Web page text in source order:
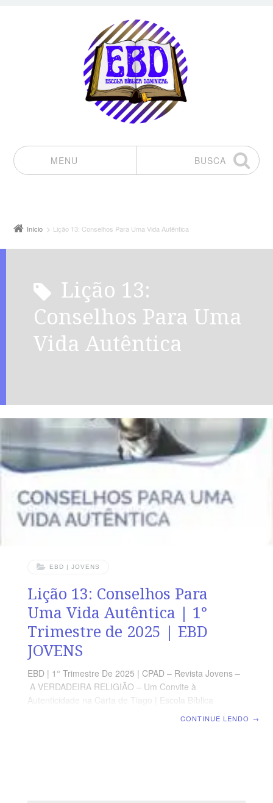
MENU
BUSCA
Início Lição 13: Conselhos Para Uma Vida Autêntica
Lição 13:
Conselhos Para Uma
Vida Autêntica
EBD | JOVENS
Lição 13: Conselhos Para
Uma Vida Autêntica | 1°
Trimestre de 2025 | EBD
JOVENS
EBD | 1° Trimestre De 2025 | CPAD – Revista Jovens –
A VERDADEIRA RELIGIÃO – Um Convite à
Autenticidade na Carta de Tiago | Escola Bíblica
CONTINUE LENDO →